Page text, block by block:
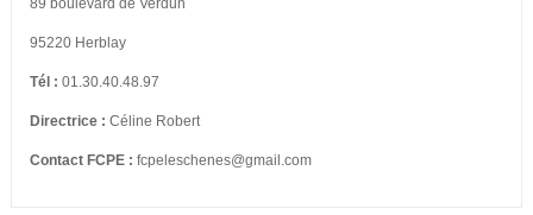
89 boulevard de Verdun
95220 Herblay
Tél : 01.30.40.48.97
Directrice : Céline Robert
Contact FCPE : fcpeleschenes@gmail.com